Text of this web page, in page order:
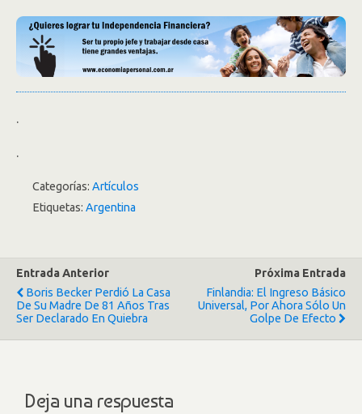
.
.
Categorías: Artículos
Etiquetas: Argentina
Entrada Anterior
Boris Becker Perdió La Casa
De Su Madre De 81 Años Tras
Ser Declarado En Quiebra
Próxima Entrada
Finlandia: El Ingreso Básico
Universal, Por Ahora Sólo Un
Golpe De Efecto
Deja una respuesta